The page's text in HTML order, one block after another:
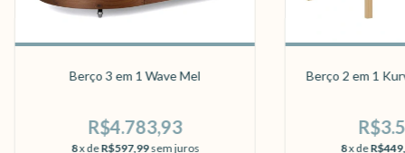
Berço 3 em 1 Wave Mel
R$4.783,93
8x deR$597,99sem juros
Berço 2 em 1
8x de